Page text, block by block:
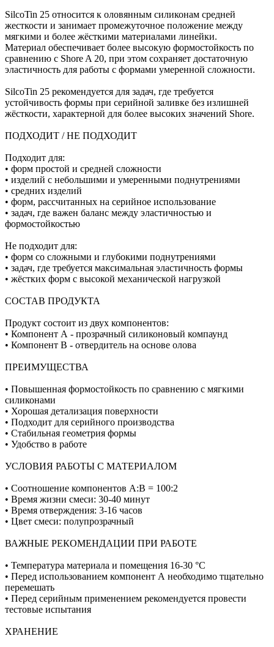
SilcoTin 25 относится к оловянным силиконам средней
жесткости и занимает промежуточное положение между
мягкими и более жёсткими материалами линейки.
Материал обеспечивает более высокую формостойкость по
сравнению с Shore A 20, при этом сохраняет достаточную
эластичность для работы с формами умеренной сложности.
SilcoTin 25 рекомендуется для задач, где требуется
устойчивость формы при серийной заливке без излишней
жёсткости, характерной для более высоких значений Shore.
ПОДХОДИТ / НЕ ПОДХОДИТ
Подходит для:
• форм простой и средней сложности
• изделий с небольшими и умеренными поднутрениями
• средних изделий
• форм, рассчитанных на серийное использование
• задач, где важен баланс между эластичностью и
формостойкостью
Не подходит для:
• форм со сложными и глубокими поднутрениями
• задач, где требуется максимальная эластичность формы
• жёстких форм с высокой механической нагрузкой
СОСТАВ ПРОДУКТА
Продукт состоит из двух компонентов:
• Компонент А - прозрачный силиконовый компаунд
• Компонент В - отвердитель на основе олова
ПРЕИМУЩЕСТВА
• Повышенная формостойкость по сравнению с мягкими
силиконами
• Хорошая детализация поверхности
• Подходит для серийного производства
• Стабильная геометрия формы
• Удобство в работе
УСЛОВИЯ РАБОТЫ С МАТЕРИАЛОМ
• Соотношение компонентов А:В = 100:2
• Время жизни смеси: 30-40 минут
• Время отверждения: 3-16 часов
• Цвет смеси: полупрозрачный
ВАЖНЫЕ РЕКОМЕНДАЦИИ ПРИ РАБОТЕ
• Температура материала и помещения 16-30 °C
• Перед использованием компонент А необходимо тщательно
перемешать
• Перед серийным применением рекомендуется провести
тестовые испытания
ХРАНЕНИЕ